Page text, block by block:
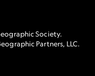
Society.
Partners, LLC.